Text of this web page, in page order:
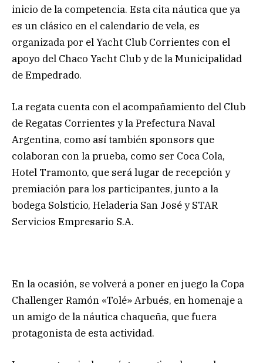
inicio de la competencia. Esta cita náutica que ya
es un clásico en el calendario de vela, es
organizada por el Yacht Club Corrientes con el
apoyo del Chaco Yacht Club y de la Municipalidad
de Empedrado.
La regata cuenta con el acompañamiento del Club
de Regatas Corrientes y la Prefectura Naval
Argentina, como así también sponsors que
colaboran con la prueba, como ser Coca Cola,
Hotel Tramonto, que será lugar de recepción y
premiación para los participantes, junto a la
bodega Solsticio, Heladeria San José y STAR
Servicios Empresario S.A.
En la ocasión, se volverá a poner en juego la Copa
Challenger Ramón «Tolé» Arbués, en homenaje a
un amigo de la náutica chaqueña, que fuera
protagonista de esta actividad.